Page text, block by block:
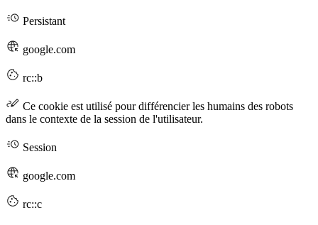
Persistant
google.com
rc::b
Ce cookie est utilisé pour différencier les humains des robots
dans le contexte de la session de l'utilisateur.
Session
google.com
rc::c